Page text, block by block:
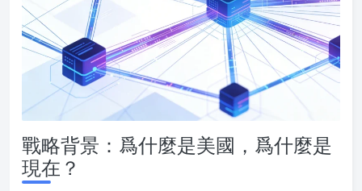
戰略背景：爲什麼是美國，爲什麼是
現在？